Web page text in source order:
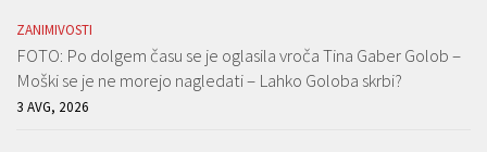
ZANIMIVOSTI
FOTO: Po dolgem času se je oglasila vroča Tina Gaber Golob –
Moški se je ne morejo nagledati – Lahko Goloba skrbi?
3 AVG, 2026